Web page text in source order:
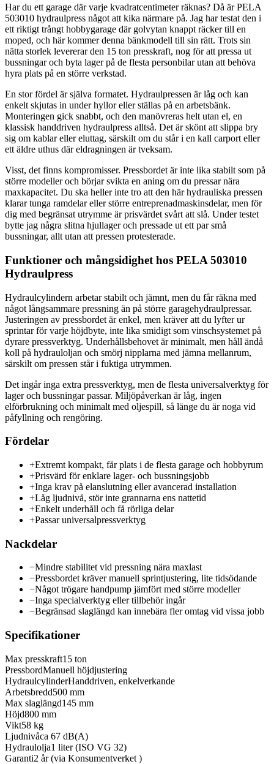
Har du ett garage där varje kvadratcentimeter räknas? Då är PELA
503010 hydraulpress något att kika närmare på. Jag har testat den i
ett riktigt trångt hobbygarage där golvytan knappt räcker till en
moped, och här kommer denna bänkmodell till sin rätt. Trots sin
nätta storlek levererar den 15 ton presskraft, nog för att pressa ut
bussningar och byta lager på de flesta personbilar utan att behöva
hyra plats på en större verkstad.
En stor fördel är själva formatet. Hydraulpressen är låg och kan
enkelt skjutas in under hyllor eller ställas på en arbetsbänk.
Monteringen gick snabbt, och den manövreras helt utan el, en
klassisk handdriven hydraulpress alltså. Det är skönt att slippa bry
sig om kablar eller eluttag, särskilt om du står i en kall carport eller
ett äldre uthus där eldragningen är tveksam.
Visst, det finns kompromisser. Pressbordet är inte lika stabilt som på
större modeller och börjar svikta en aning om du pressar nära
maxkapacitet. Du ska heller inte tro att den här hydrauliska pressen
klarar tunga ramdelar eller större entreprenadmaskinsdelar, men för
dig med begränsat utrymme är prisvärdet svårt att slå. Under testet
bytte jag några slitna hjullager och pressade ut ett par små
bussningar, allt utan att pressen protesterade.
Funktioner och mångsidighet hos PELA 503010
Hydraulpress
Hydraulcylindern arbetar stabilt och jämnt, men du får räkna med
något långsammare pressning än på större garagehydraulpressar.
Justeringen av pressbordet är enkel, men kräver att du lyfter ur
sprintar för varje höjdbyte, inte lika smidigt som vinschsystemet på
dyrare pressverktyg. Underhållsbehovet är minimalt, men håll ändå
koll på hydrauloljan och smörj nipplarna med jämna mellanrum,
särskilt om pressen står i fuktiga utrymmen.
Det ingår inga extra pressverktyg, men de flesta universalverktyg för
lager och bussningar passar. Miljöpåverkan är låg, ingen
elförbrukning och minimalt med oljespill, så länge du är noga vid
påfyllning och rengöring.
Fördelar
+Extremt kompakt, får plats i de flesta garage och hobbyrum
+Prisvärd för enklare lager- och bussningsjobb
+Inga krav på elanslutning eller avancerad installation
+Låg ljudnivå, stör inte grannarna ens nattetid
+Enkelt underhåll och få rörliga delar
+Passar universalpressverktyg
Nackdelar
−Mindre stabilitet vid pressning nära maxlast
−Pressbordet kräver manuell sprintjustering, lite tidsödande
−Något trögare handpump jämfört med större modeller
−Inga specialverktyg eller tillbehör ingår
−Begränsad slaglängd kan innebära fler omtag vid vissa jobb
Specifikationer
Max presskraft15 ton
PressbordManuell höjdjustering
HydraulcylinderHanddriven, enkelverkande
Arbetsbredd500 mm
Max slaglängd145 mm
Höjd800 mm
Vikt58 kg
Ljudnivåca 67 dB(A)
Hydraulolja1 liter (ISO VG 32)
Garanti2 år (via Konsumentverket )